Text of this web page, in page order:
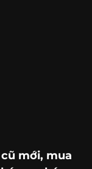
cũ mới, mua